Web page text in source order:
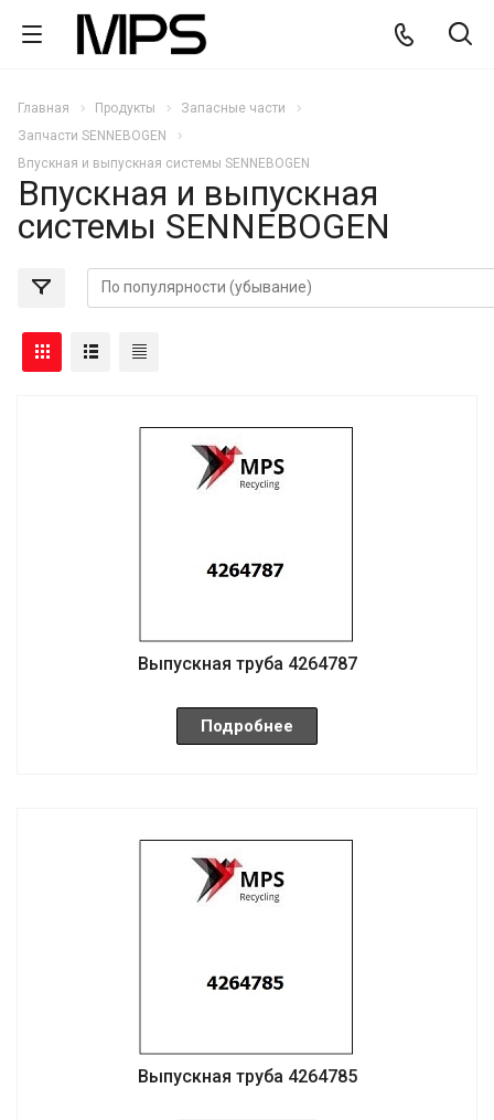
Главная Продукты
Запасные части
Запчасти SENNEBOGEN
Впускная и выпускная системы SENNEBOGEN
Впускная и выпускная
системы SENNEBOGEN
Выпускная труба 4264787
Подробнее
Выпускная труба 4264785